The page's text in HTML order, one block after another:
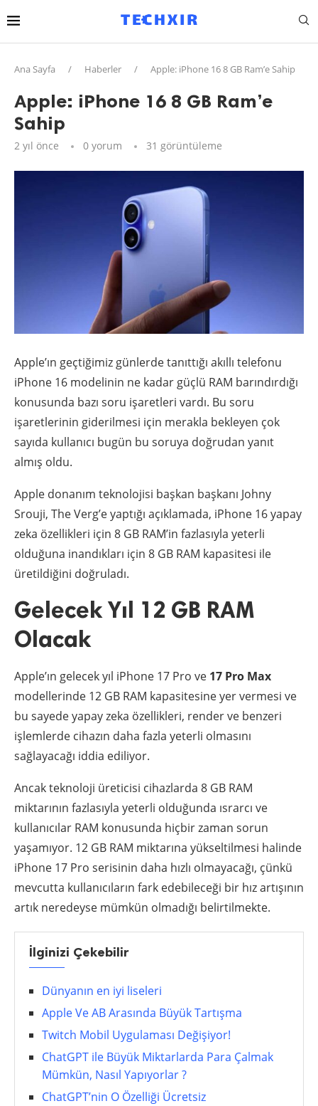
Ana Sayfa / Haberler / Apple: iPhone 16 8 GB Ram’e Sahip
Apple: iPhone 16 8 GB Ram’e
Sahip
2 yıl önce 0 yorum 31 görüntüleme
Apple’ın geçtiğimiz günlerde tanıttığı akıllı telefonu
iPhone 16 modelinin ne kadar güçlü RAM barındırdığı
konusunda bazı soru işaretleri vardı. Bu soru
işaretlerinin giderilmesi için merakla bekleyen çok
sayıda kullanıcı bugün bu soruya doğrudan yanıt
almış oldu.
Apple donanım teknolojisi başkan başkanı Johny
Srouji, The Verg’e yaptığı açıklamada, iPhone 16 yapay
zeka özellikleri için 8 GB RAM’in fazlasıyla yeterli
olduğuna inandıkları için 8 GB RAM kapasitesi ile
üretildiğini doğruladı.
Gelecek Yıl 12 GB RAM
Olacak
Apple’ın gelecek yıl iPhone 17 Pro ve 17 Pro Max
modellerinde 12 GB RAM kapasitesine yer vermesi ve
bu sayede yapay zeka özellikleri, render ve benzeri
işlemlerde cihazın daha fazla yeterli olmasını
sağlayacağı iddia ediliyor.
Ancak teknoloji üreticisi cihazlarda 8 GB RAM
miktarının fazlasıyla yeterli olduğunda ısrarcı ve
kullanıcılar RAM konusunda hiçbir zaman sorun
yaşamıyor. 12 GB RAM miktarına yükseltilmesi halinde
iPhone 17 Pro serisinin daha hızlı olmayacağı, çünkü
mevcutta kullanıcıların fark edebileceği bir hız artışının
artık neredeyse mümkün olmadığı belirtilmekte.
İlginizi Çekebilir
Dünyanın en iyi liseleri
Apple Ve AB Arasında Büyük Tartışma
Twitch Mobil Uygulaması Değişiyor!
ChatGPT ile Büyük Miktarlarda Para Çalmak
Mümkün, Nasıl Yapıyorlar ?
ChatGPT’nin O Özelliği Ücretsiz